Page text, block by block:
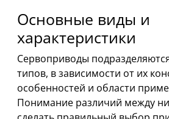
Основные виды и
характеристики
Сервоприводы
типов, в зависимости от их
особенностей и области
Понимание различий между